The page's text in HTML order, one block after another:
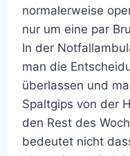
normalerweise
nur um eine par
In der
man die
überlassen und
Spaltgips von der
den Rest des
bedeutet nicht